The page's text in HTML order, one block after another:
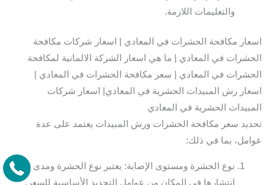
والتعليمات اللازمة.
اسعار مكافحة الحشرات في المعادي | اسعار شركات مكافحة
الحشرات في المعادي | ما هي اسعار الشركة الالمانية لمكافحة
الحشرات في المعادي | سعر مكافحة الحشرات في المعادي |
اسعار رش المبيدات الحشرية في المعادي| اسعار شركات
المبيدات الحشرية في المعادي
تحديد سعر مكافحة الحشرات ورش المبيدات يعتمد على عدة
عوامل، بما في ذلك:
نوع الحشرة ومستوى الإصابة: يعتبر نوع الحشرة ومدى
انتشارها في المكان من عوامل التحديد الأساسية للسعر.